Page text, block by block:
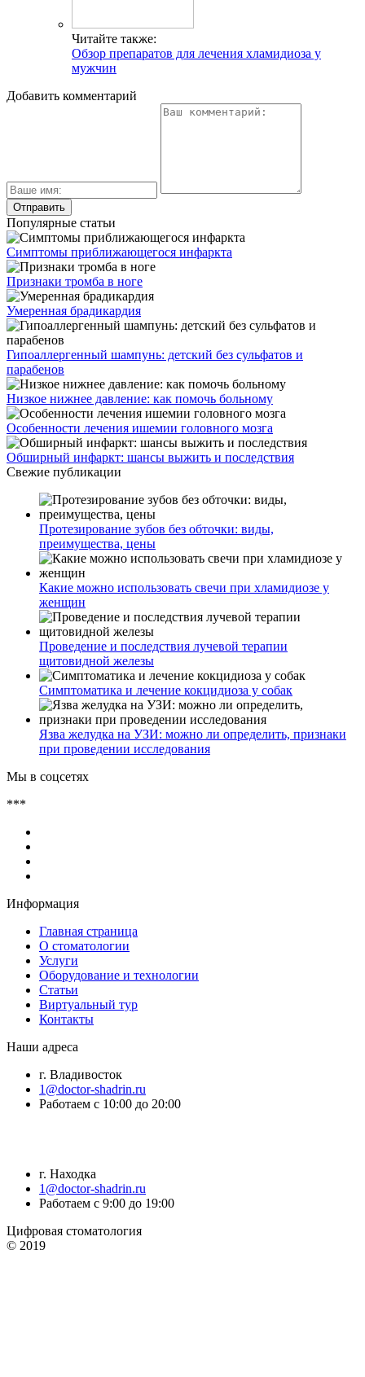
Читайте также:
Обзор препаратов для лечения хламидиоза у
мужчин
Добавить комментарий
Популярные статьи
Симптомы приближающегося инфаркта
Признаки тромба в ноге
Умеренная брадикардия
Гипоаллергенный шампунь: детский без сульфатов и
парабенов
Низкое нижнее давление: как помочь больному
Особенности лечения ишемии головного мозга
Обширный инфаркт: шансы выжить и последствия
Свежие публикации
Протезирование зубов без обточки: виды,
преимущества, цены
Какие можно использовать свечи при хламидиозе у
женщин
Проведение и последствия лучевой терапии
щитовидной железы
Симптоматика и лечение кокцидиоза у собак
Язва желудка на УЗИ: можно ли определить, признаки
при проведении исследования
Мы в соцсетях
***
Информация
Главная страница
О стоматологии
Услуги
Оборудование и технологии
Статьи
Виртуальный тур
Контакты
Наши адреса
г. Владивосток
1@doctor-shadrin.ru
Работаем с 10:00 до 20:00
г. Находка
1@doctor-shadrin.ru
Работаем с 9:00 до 19:00
Цифровая стоматология
© 2019